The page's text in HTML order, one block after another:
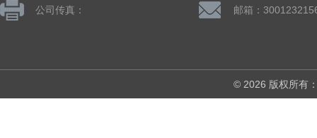
公司传真： 邮箱：
© 2026 版权所有